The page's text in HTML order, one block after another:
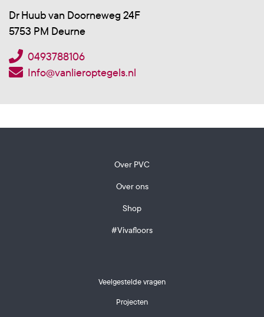
Dr Huub van Doorneweg 24F
5753 PM Deurne
0493788106
Info@vanlieroptegels.nl
Over PVC
Over ons
Shop
#Vivafloors
Veelgestelde vragen
Projecten